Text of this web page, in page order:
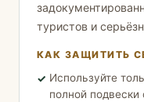
туристов и
КАК ЗАЩИТИТЬ
Используйте
полной подвески